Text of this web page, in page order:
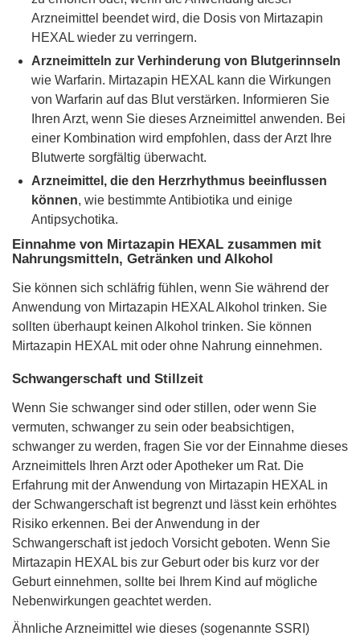
Arzneimittel beendet wird, die Dosis von Mirtazapin
HEXAL wieder zu verringern.
Arzneimitteln zur Verhinderung von Blutgerinnseln
wie Warfarin. Mirtazapin HEXAL kann die Wirkungen
von Warfarin auf das Blut verstärken. Informieren Sie
Ihren Arzt, wenn Sie dieses Arzneimittel anwenden. Bei
einer Kombination wird empfohlen, dass der Arzt Ihre
Blutwerte sorgfältig überwacht.
Arzneimittel, die den Herzrhythmus beeinflussen
können, wie bestimmte Antibiotika und einige
Antipsychotika.
Einnahme von Mirtazapin HEXAL zusammen mit
Nahrungsmitteln, Getränken und Alkohol
Sie können sich schläfrig fühlen, wenn Sie während der
Anwendung von Mirtazapin HEXAL Alkohol trinken. Sie
sollten überhaupt keinen Alkohol trinken. Sie können
Mirtazapin HEXAL mit oder ohne Nahrung einnehmen.
Schwangerschaft und Stillzeit
Wenn Sie schwanger sind oder stillen, oder wenn Sie
vermuten, schwanger zu sein oder beabsichtigen,
schwanger zu werden, fragen Sie vor der Einnahme dieses
Arzneimittels Ihren Arzt oder Apotheker um Rat. Die
Erfahrung mit der Anwendung von Mirtazapin HEXAL in
der Schwangerschaft ist begrenzt und lässt kein erhöhtes
Risiko erkennen. Bei der Anwendung in der
Schwangerschaft ist jedoch Vorsicht geboten. Wenn Sie
Mirtazapin HEXAL bis zur Geburt oder bis kurz vor der
Geburt einnehmen, sollte bei Ihrem Kind auf mögliche
Nebenwirkungen geachtet werden.
Ähnliche Arzneimittel wie dieses (sogenannte SSRI)